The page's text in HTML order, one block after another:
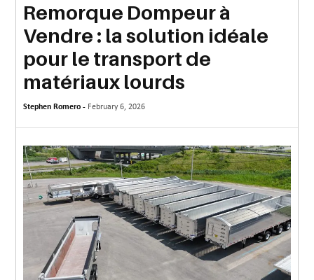
MARKET
MORE
TECHNOLOGY
TRAVEL
EVENTS
REAL
ESTATE
Remorque Dompeur à
Vendre : la solution idéale
pour le transport de
matériaux lourds
Stephen Romero - February 6, 2026